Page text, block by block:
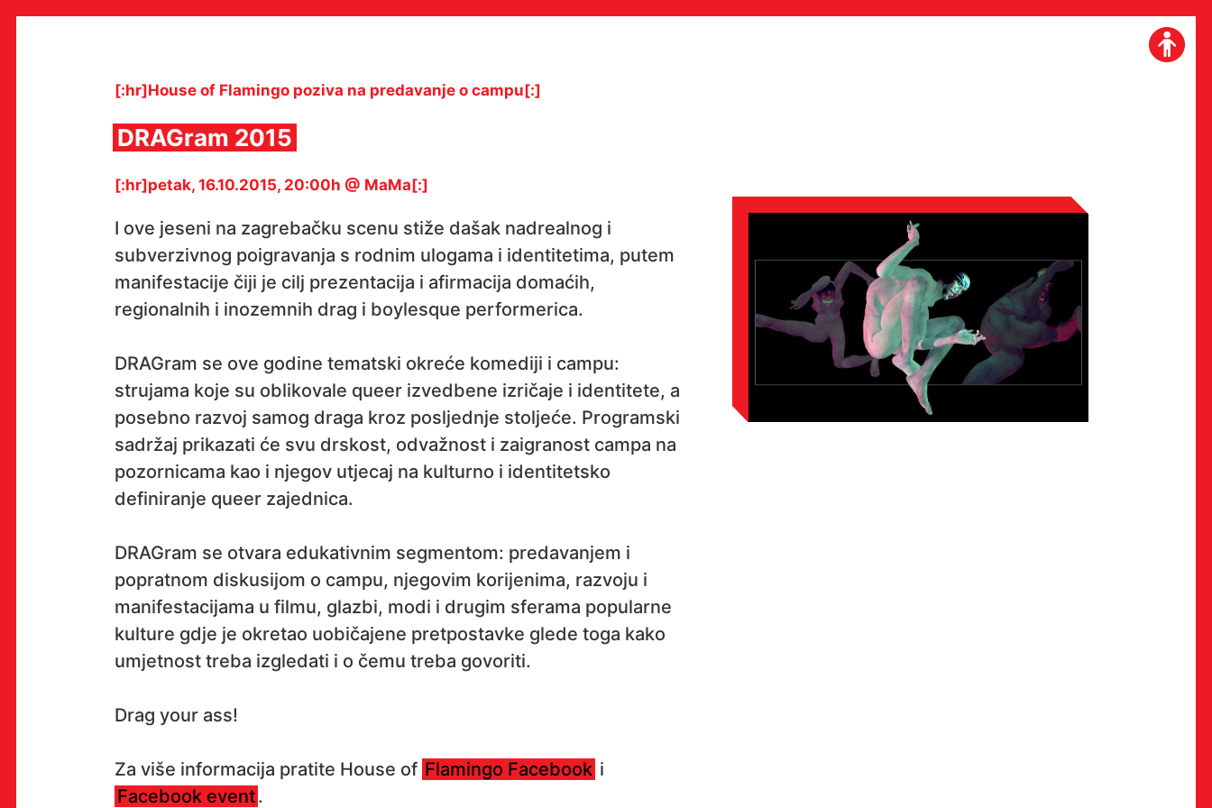
PROGRAMI I PROJEKTI
VIDEO I AUDIO ARHIVA
IZDAVAŠTVO
KONTAKT
OK!
PROSTOR
(net.kulturni klub MaMa)
10000 Zagreb
[:hr]House of Flamingo poziva na predavanje o campu[:]
DRAGram 2015
[:hr]petak, 16.10.2015, 20:00h @ MaMa[:]
I ove jeseni na zagrebačku scenu stiže dašak nadrealnog i
subverzivnog poigravanja s rodnim ulogama i identitetima, putem
manifestacije čiji je cilj prezentacija i afirmacija domaćih,
regionalnih i inozemnih drag i boylesque performerica.
DRAGram se ove godine tematski okreće komediji i campu:
strujama koje su oblikovale queer izvedbene izričaje i identitete, a
posebno razvoj samog draga kroz posljednje stoljeće. Programski
sadržaj prikazati će svu drskost, odvažnost i zaigranost campa na
pozornicama kao i njegov utjecaj na kulturno i identitetsko
definiranje queer zajednica.
DRAGram se otvara edukativnim segmentom: predavanjem i
popratnom diskusijom o campu, njegovim korijenima, razvoju i
manifestacijama u filmu, glazbi, modi i drugim sferama popularne
kulture gdje je okretao uobičajene pretpostavke glede toga kako
umjetnost treba izgledati i o čemu treba govoriti.
Drag your ass!
Za više informacija pratite House of Flamingo Facebook i
Facebook event.